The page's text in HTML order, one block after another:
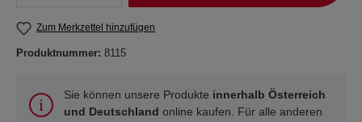
Zum Merkzettel hinzufügen
Produktnummer: 8115
Sie können unsere Produkte innerhalb Österreich
und Deutschland online kaufen. Für alle anderen